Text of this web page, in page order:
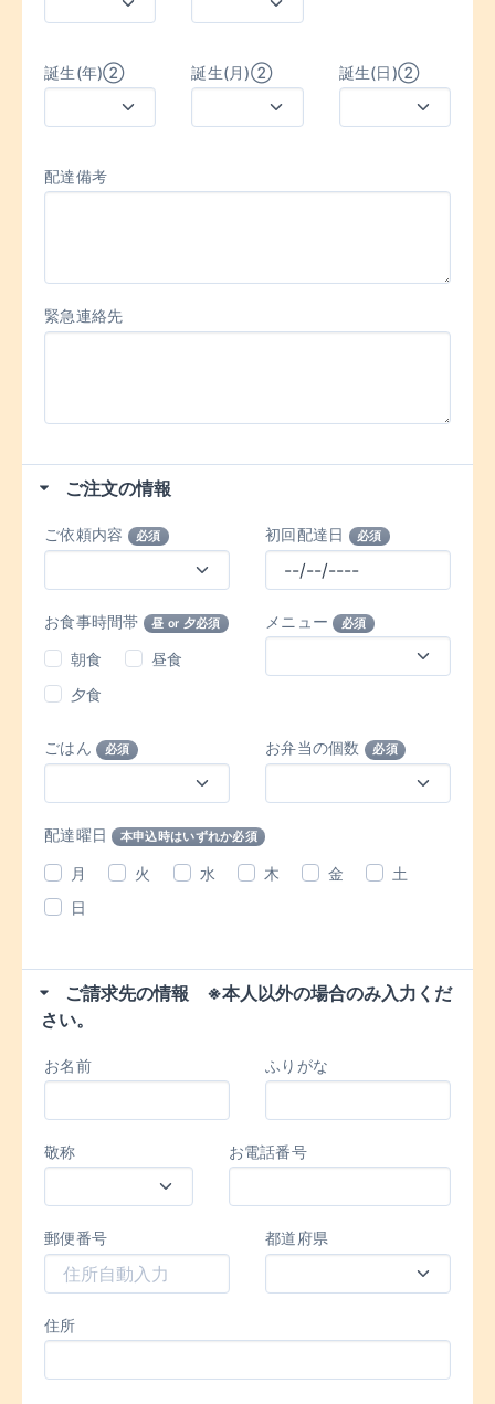
誕生(年)② 誕生(月)② 誕生(日)②
配達備考
緊急連絡先
ご注文の情報
ご依頼内容 必須 初回配達日 必須
お食事時間帯 昼 or 夕必須
朝食
昼食
夕食
メニュー 必須
ごはん 必須 お弁当の個数 必須
配達曜日 本申込時はいずれか必須
月 火 水 木 金
土
日
ご請求先の情報 ※本人以外の場合のみ入力くだ
さい。
お名前 ふりがな
敬称 お電話番号
郵便番号 都道府県
住所